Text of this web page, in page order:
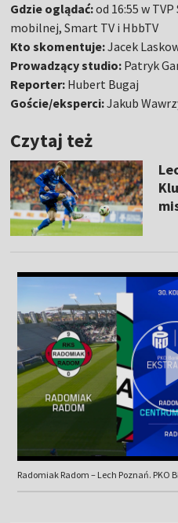
Gdzie oglądać:od 16:55 w
mobilnej, Smart TV i HbbTV
Kto skomentuje:Jacek
Prowadzący studio: Patryk
Reporter: Hubert Bugaj
Goście/eksperci:Jakub
Czytaj też
Radomiak Radom – Lech Poznań. PKO